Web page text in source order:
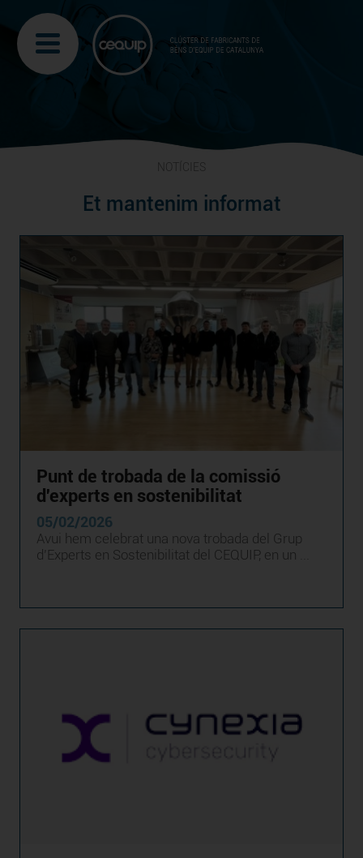
Et mantenim informat
Punt de trobada de la comissió
d'experts en sostenibilitat
05/02/2026
Avui hem celebrat una nova trobada del Grup
d’Experts en Sostenibilitat del CEQUIP, en un ...